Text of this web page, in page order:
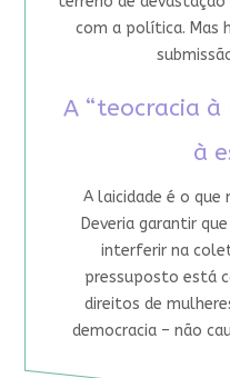
com a política. Mas
A “teocracia à
à
A laicidade é o que
Deveria garantir
interferir na
pressuposto está
direitos de
democracia – não